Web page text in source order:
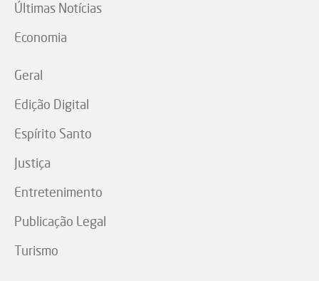
Últimas Notícias
Economia
Geral
Edição Digital
Espírito Santo
Justiça
Entretenimento
Publicação Legal
Turismo